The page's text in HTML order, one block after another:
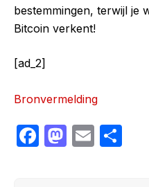
bestemmingen, terwijl je
Bitcoin verkent!
[ad_2]
Bronvermelding
F
M E